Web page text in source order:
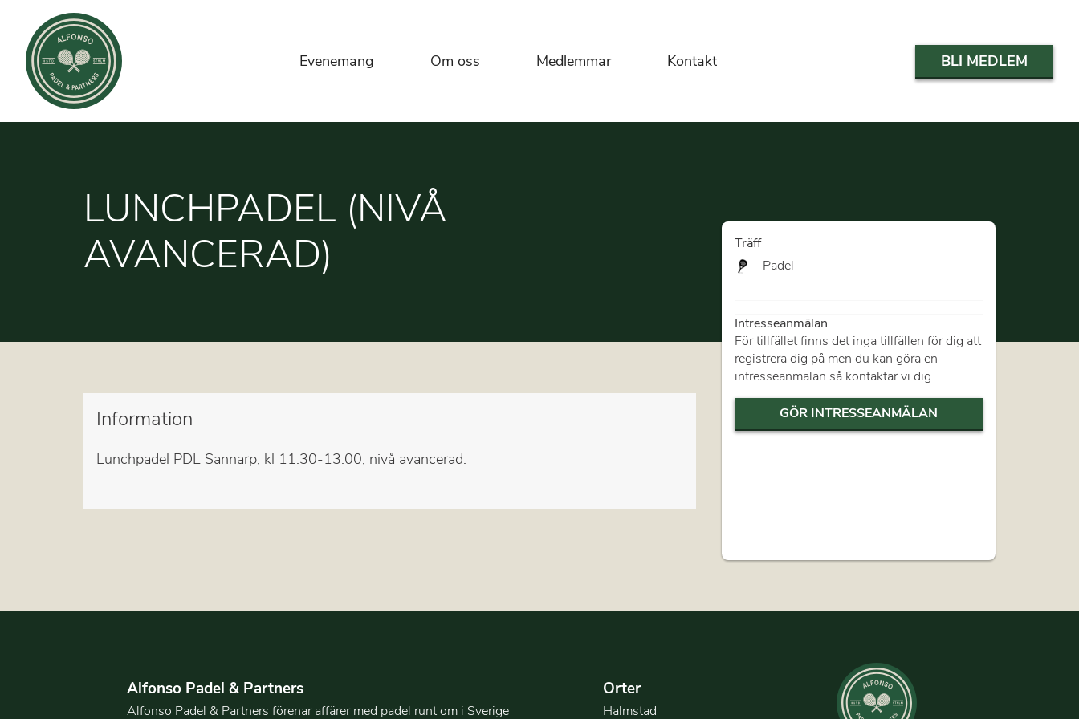
Evenemang Om oss Medlemmar Kontakt BLI MEDLEM
LUNCHPADEL (NIVÅ
AVANCERAD)
Information
Lunchpadel PDL Sannarp, kl 11:30-13:00, nivå avancerad.
Träff
Padel
Intresseanmälan
För tillfället finns det inga tillfällen för dig att
registrera dig på men du kan göra en
intresseanmälan så kontaktar vi dig.
GÖR INTRESSEANMÄLAN
Alfonso Padel & Partners
Alfonso Padel & Partners förenar affärer med padel runt om i Sverige
Orter
Halmstad